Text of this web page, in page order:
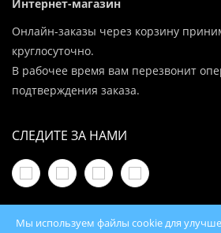
Интернет-магазин
Онлайн-заказы через корзину
круглосуточно.
В рабочее время вам перезвонит
подтверждения заказа.
СЛЕДИТЕ ЗА НАМИ
Мы используем файлы cookie для